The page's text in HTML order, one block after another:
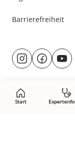
Start
Barrierefreiheit
Besuche
uns@rund.ums.baby